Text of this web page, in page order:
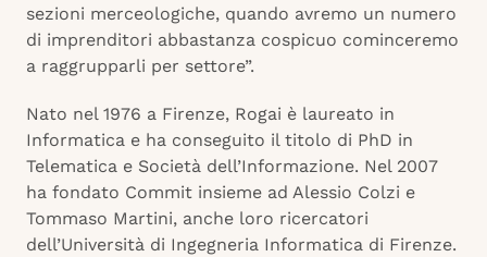
sezioni merceologiche, quando avremo un numero
di imprenditori abbastanza cospicuo cominceremo
a raggrupparli per settore”.
Nato nel 1976 a Firenze, Rogai è laureato in
Informatica e ha conseguito il titolo di PhD in
Telematica e Società dell’Informazione. Nel 2007
ha fondato Commit insieme ad Alessio Colzi e
Tommaso Martini, anche loro ricercatori
dell’Università di Ingegneria Informatica di Firenze.